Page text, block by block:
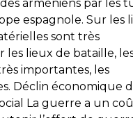
arméniens par les
espagnole. Sur les
sont très
les lieux de bataille,
importantes, les
Déclin économique
La guerre a un